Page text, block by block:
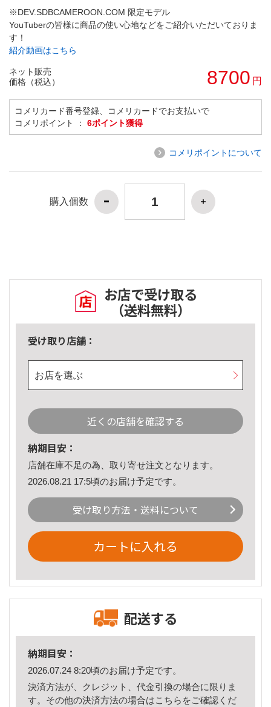
※DEV.SDBCAMEROON.COM 限定モデル
YouTuberの皆様に商品の使い心地などをご紹介いただいておりま
す！
紹介動画はこちら
ネット販売
価格（税込）
8700 円
コメリカード番号登録、コメリカードでお支払いで
コメリポイント ： 6ポイント獲得
コメリポイントについて
購入個数
お店で受け取る
（送料無料）
受け取り店舗：
お店を選ぶ
近くの店舗を確認する
納期目安：
店舗在庫不足の為、取り寄せ注文となります。
2026.08.21 17:5頃のお届け予定です。
受け取り方法・送料について
カートに入れる
配送する
納期目安：
2026.07.24 8:20頃のお届け予定です。
決済方法が、クレジット、代金引換の場合に限りま
す。その他の決済方法の場合はこちら をご確認くだ